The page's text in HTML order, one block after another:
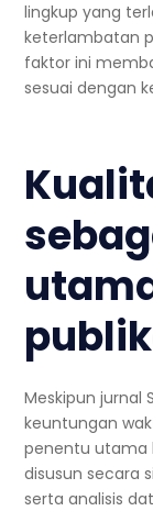
lingkup yang
keterlambatan
faktor ini
sesuai dengan
Meskipun jurnal
keuntungan
penentu utama
disusun secara
serta analisis